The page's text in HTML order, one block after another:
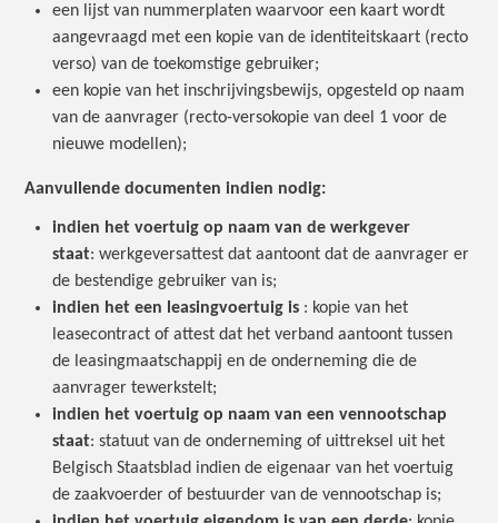
een lijst van nummerplaten waarvoor een kaart wordt
aangevraagd met een kopie van de identiteitskaart (recto
verso) van de toekomstige gebruiker;
een kopie van het inschrijvingsbewijs, opgesteld op naam
van de aanvrager (recto-versokopie van deel 1 voor de
nieuwe modellen);
Aanvullende documenten indien nodig:
indien het voertuig op naam van de werkgever
staat: werkgeversattest dat aantoont dat de aanvrager er
de bestendige gebruiker van is;
indien het een leasingvoertuig is : kopie van het
leasecontract of attest dat het verband aantoont tussen
de leasingmaatschappij en de onderneming die de
aanvrager tewerkstelt;
indien het voertuig op naam van een vennootschap
staat: statuut van de onderneming of uittreksel uit het
Belgisch Staatsblad indien de eigenaar van het voertuig
de zaakvoerder of bestuurder van de vennootschap is;